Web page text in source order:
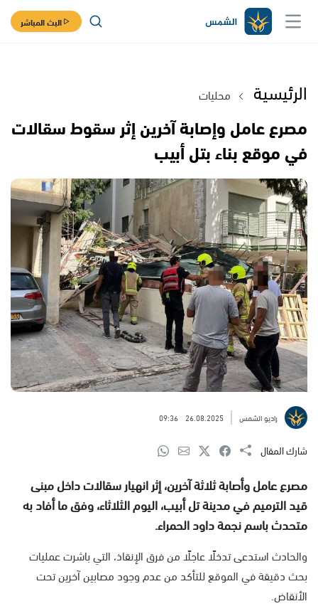
البث المباشر
الرئيسية محليات
مصرع عامل وإصابة آخرين إثر سقوط سقالات
في موقع بناء بتل أبيب
راديو الشمس 26.08.2025
09:36
شارك المقال
مصرع عامل وأصابة ثلاثة آخرين، إثر انهيار سقالات داخل مبنى
قيد الترميم في مدينة تل أبيب، اليوم الثلاثاء، وفق ما أفاد به
متحدث باسم نجمة داود الحمراء.
والحادث استدعى تدخلًا عاجلًا من فرق الإنقاذ، التي باشرت عمليات
بحث دقيقة في الموقع للتأكد من عدم وجود مصابين آخرين تحت
الأنقاض.